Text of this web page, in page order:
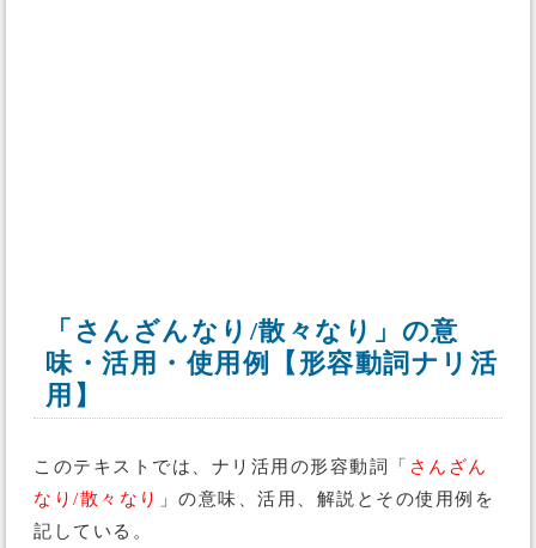
「さんざんなり/散々なり」の意
味・活用・使用例【形容動詞ナリ活
用】
このテキストでは、ナリ活用の形容動詞「 さんざん
なり/散々なり
」の意味、活用、解説とその使用例を
記している。